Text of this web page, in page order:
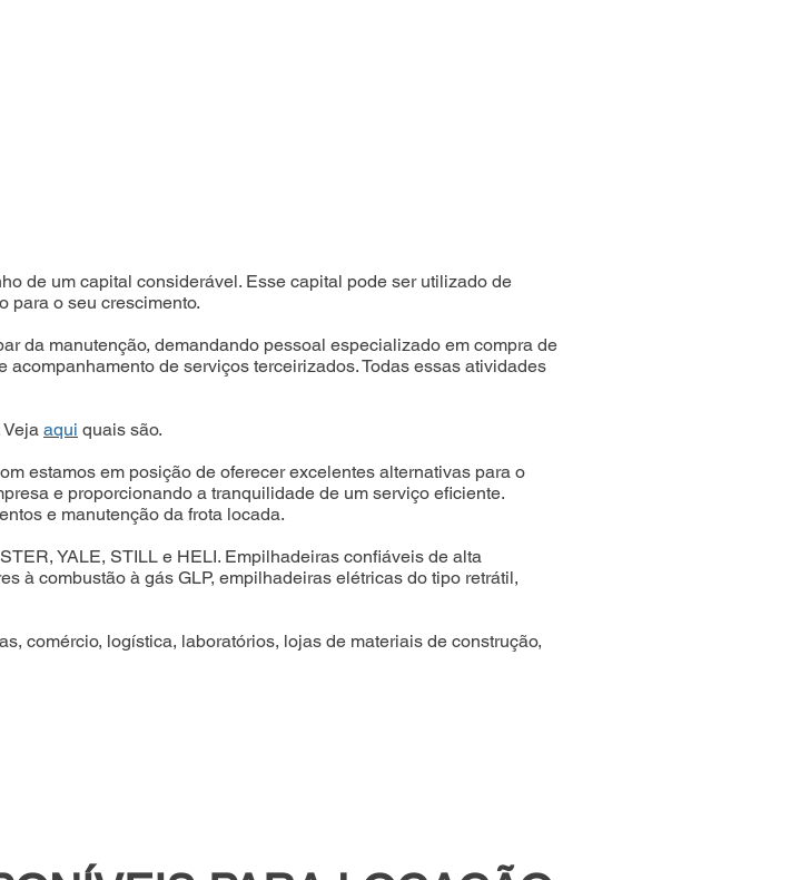
de um capital considerável. Esse capital pode ser utilizado de
para o seu crescimento.
da manutenção, demandando pessoal especializado em compra de
de serviços terceirizados. Todas essas atividades
aqui quais são.
estamos em posição de oferecer excelentes alternativas para o
e proporcionando a tranquilidade de um serviço eficiente.
e manutenção da frota locada.
YALE, STILL e HELI. Empilhadeiras confiáveis de alta
à combustão à gás GLP, empilhadeiras elétricas do tipo retrátil,
comércio, logística, laboratórios, lojas de materiais de construção,